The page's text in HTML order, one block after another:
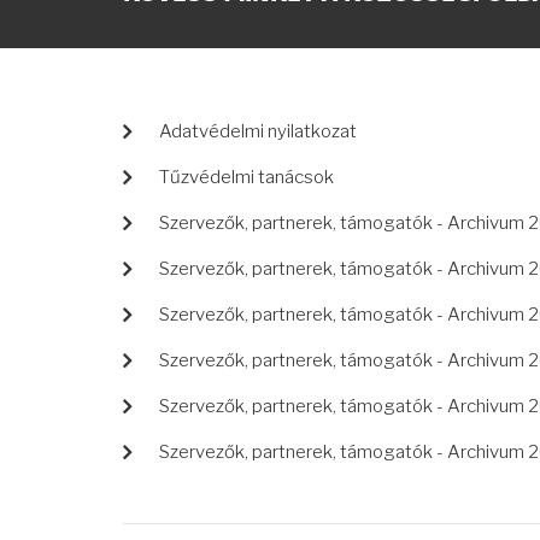
LÁBLÉC
Adatvédelmi nyilatkozat
Tűzvédelmi tanácsok
Szervezők, partnerek, támogatók - Archivum
Szervezők, partnerek, támogatók - Archivum
Szervezők, partnerek, támogatók - Archivum
Szervezők, partnerek, támogatók - Archivum
Szervezők, partnerek, támogatók - Archivum
Szervezők, partnerek, támogatók - Archivum